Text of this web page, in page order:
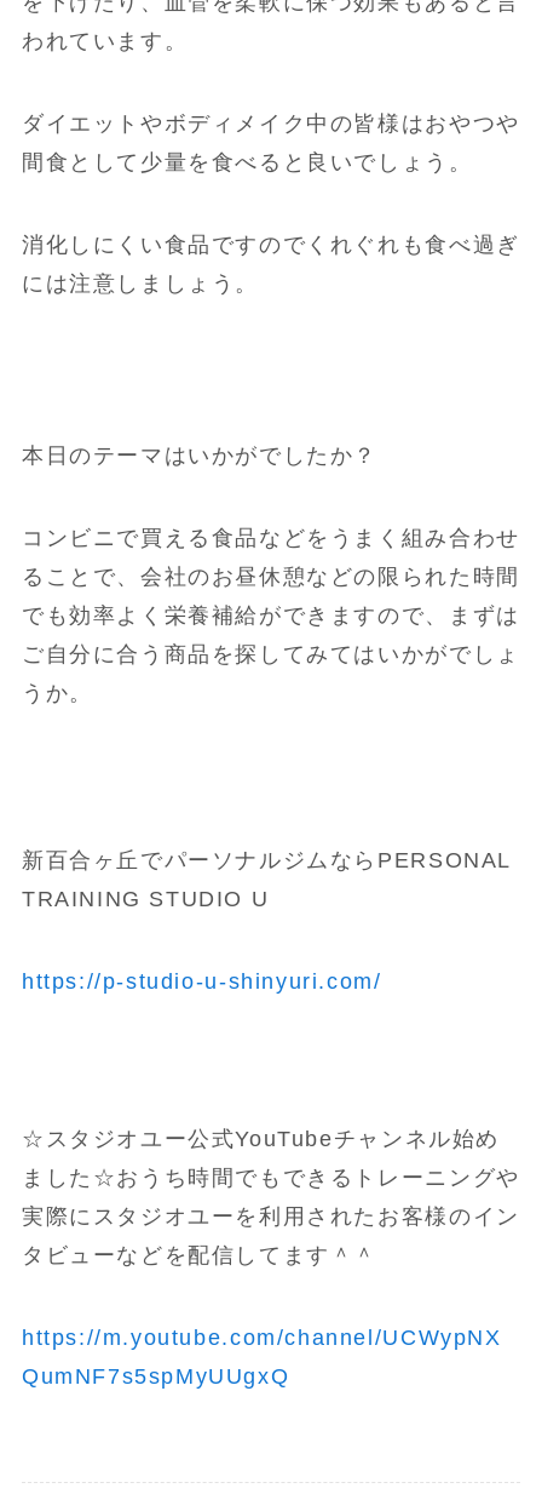
われています。
ダイエットやボディメイク中の皆様はおやつや
間食として少量を食べると良いでしょう。
消化しにくい食品ですのでくれぐれも食べ過ぎ
には注意しましょう。
本日のテーマはいかがでしたか？
コンビニで買える食品などをうまく組み合わせ
ることで、会社のお昼休憩などの限られた時間
でも効率よく栄養補給ができますので、まずは
ご自分に合う商品を探してみてはいかがでしょ
うか。
新百合ヶ丘でパーソナルジムならPERSONAL
TRAINING STUDIO U
https://p-studio-u-shinyuri.com/
☆スタジオユー公式YouTubeチャンネル始め
ました☆おうち時間でもできるトレーニングや
実際にスタジオユーを利用されたお客様のイン
タビューなどを配信してます＾＾
https://m.youtube.com/channel/UCWypNX
QumNF7s5spMyUUgxQ